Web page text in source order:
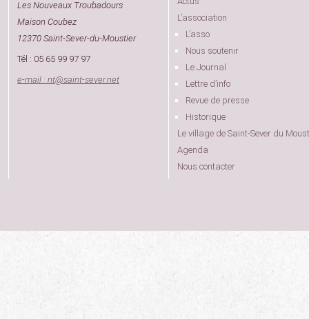
Les Nouveaux Troubadours
Maison Coubez
12370 Saint-Sever-du-Moustier
Tél : 05 65 99 97 97
e-mail : nt@saint-sever.net
L’association
L’asso
Nous soutenir
Le Journal
Lettre d’info
Revue de presse
Historique
Le village de Saint-Sever du
Agenda
Nous contacter